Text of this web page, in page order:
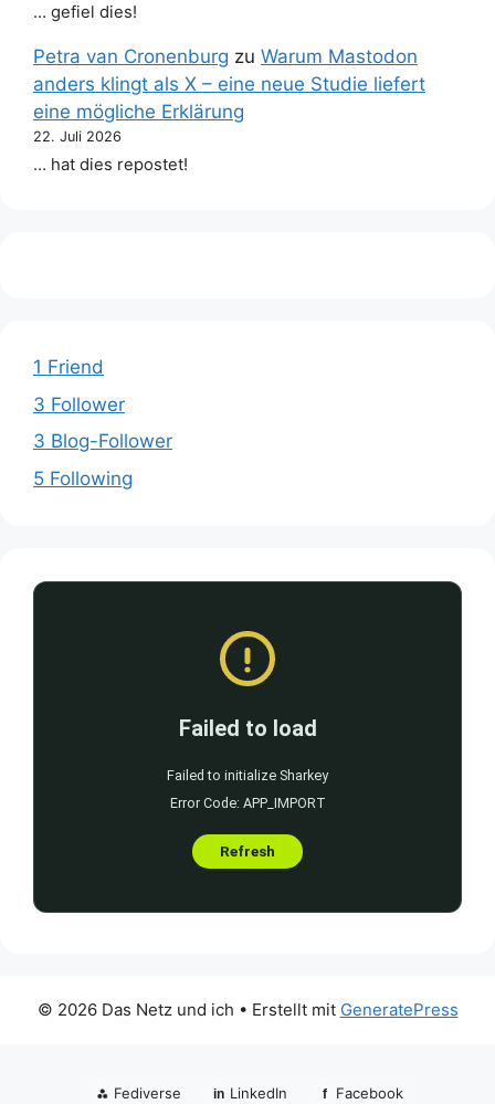
… gefiel dies!
Petra van Cronenburg zu Warum Mastodon
anders klingt als X – eine neue Studie liefert
eine mögliche Erklärung
22. Juli 2026
… hat dies repostet!
1 Friend
3 Follower
3 Blog-Follower
5 Following
© 2026 Das Netz und ich • Erstellt mit GeneratePress
⁂ Fediverse in LinkedIn f Facebook